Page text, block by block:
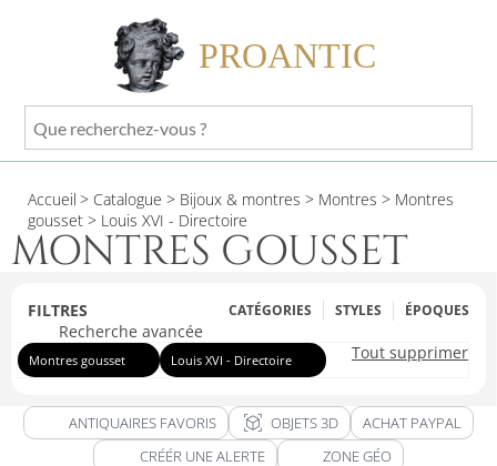
PROANTIC
Que
recherchez-
?
Accueil > Catalogue > Bijoux & montres > Montres > Montres
gousset > Louis XVI - Directoire
MONTRES GOUSSET
FILTRES CATÉGORIES STYLES ÉPOQUES
Recherche avancée
Tout supprimer
Montres gousset Louis XVI - Directoire
ANTIQUAIRES FAVORIS view_in_ar OBJETS 3D
ACHAT PAYPAL
CRÉÉR UNE ALERTE
ZONE GÉO